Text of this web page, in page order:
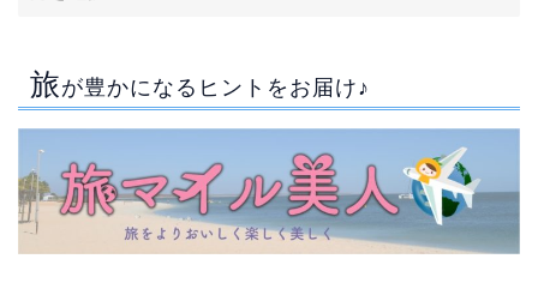
旅が豊かになるヒントをお届け♪